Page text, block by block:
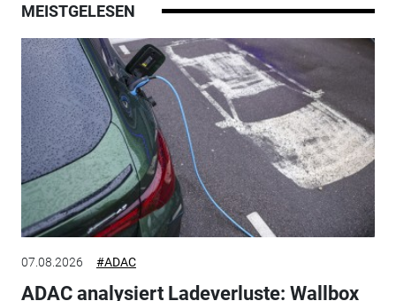
MEISTGELESEN
07.08.2026 #ADAC
ADAC analysiert Ladeverluste: Wallbox